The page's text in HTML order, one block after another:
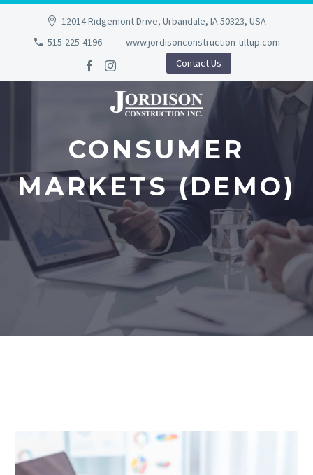
12014 Ridgemont Drive, Urbandale, IA 50323, USA
515-225-4196
www.jordisonconstruction-tiltup.com
Contact Us
CONSUMER
MARKETS (DEMO)